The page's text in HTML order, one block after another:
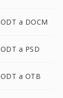
ODT a DOCM
ODT a PSD
ODT a OTB